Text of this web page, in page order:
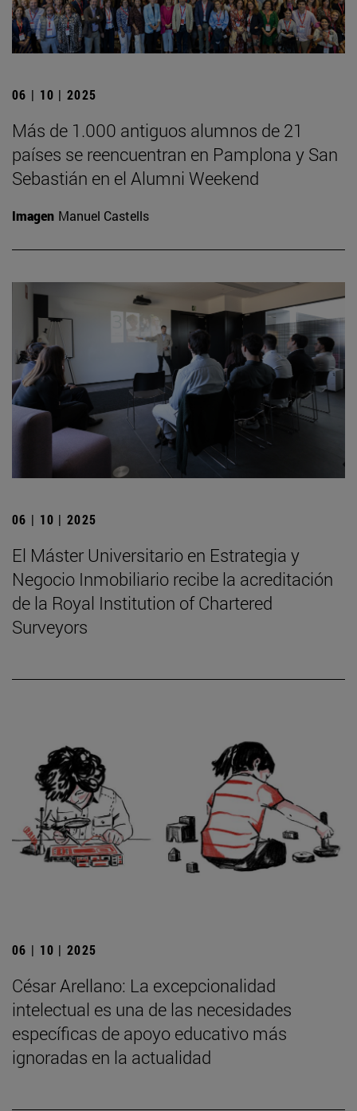
06 | 10 | 2025
Más de 1.000 antiguos alumnos de 21
países se reencuentran en Pamplona y San
Sebastián en el Alumni Weekend
Imagen Manuel Castells
06 | 10 | 2025
El Máster Universitario en Estrategia y
Negocio Inmobiliario recibe la acreditación
de la Royal Institution of Chartered
Surveyors
06 | 10 | 2025
César Arellano: La excepcionalidad
intelectual es una de las necesidades
específicas de apoyo educativo más
ignoradas en la actualidad